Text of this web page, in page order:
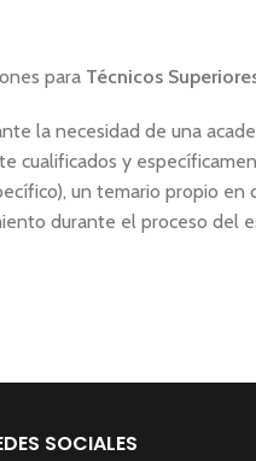
para Técnicos
la necesidad de una
cualificados y
un temario propio
durante el proceso del
SOCIALES